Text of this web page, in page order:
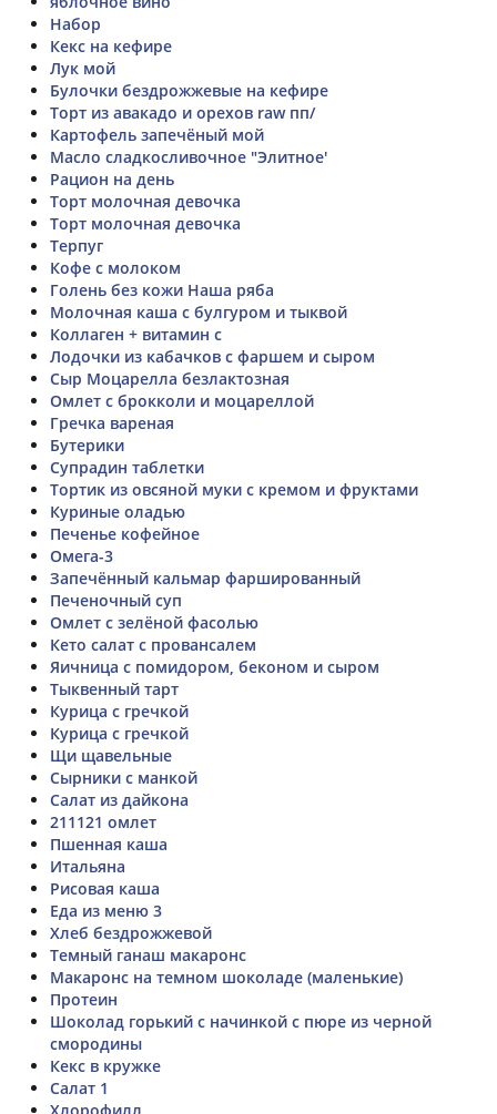
Набор
Кекс на кефире
Лук мой
Булочки бездрожжевые на кефире
Торт из авакадо и орехов raw пп/
Картофель запечёный мой
Масло сладкосливочное "Элитное'
Рацион на день
Торт молочная девочка
Торт молочная девочка
Терпуг
Кофе с молоком
Голень без кожи Наша ряба
Молочная каша с булгуром и тыквой
Коллаген + витамин с
Лодочки из кабачков с фаршем и сыром
Сыр Моцарелла безлактозная
Омлет с брокколи и моцареллой
Гречка вареная
Бутерики
Супрадин таблетки
Тортик из овсяной муки с кремом и фруктами
Куриные оладью
Печенье кофейное
Омега-3
Запечённый кальмар фаршированный
Печеночный суп
Омлет с зелёной фасолью
Кето салат с провансалем
Яичница с помидором, беконом и сыром
Тыквенный тарт
Курица с гречкой
Курица с гречкой
Щи щавельные
Сырники с манкой
Салат из дайкона
211121 омлет
Пшенная каша
Итальяна
Рисовая каша
Еда из меню 3
Хлеб бездрожжевой
Темный ганаш макаронс
Макаронс на темном шоколаде (маленькие)
Протеин
Шоколад горький с начинкой с пюре из черной
смородины
Кекс в кружке
Салат 1